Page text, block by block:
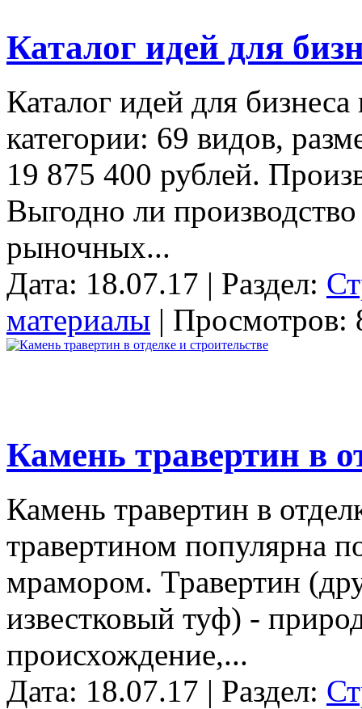
Каталог идей для
Каталог идей для бизнеса
категории: 69 видов,
19 875 400 рублей.
Выгодно ли
рыночных...
Дата: 18.07.17 | Раздел:
материалы | Просмотров:
Камень травертин в
Камень травертин в
травертином популярна
мрамором. Травертин
известковый туф) -
происхождение,...
Дата: 18.07.17 | Раздел: